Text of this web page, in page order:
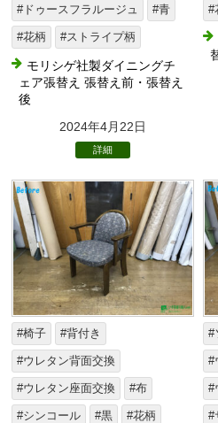
#ドゥースフラルージュ #青
#花柄 #ストライプ柄
モリシゲ社製ダイニングチ
ェア張替え 張替え前・張替え
後
2024年4月22日
詳細
#
#椅子 #背付き
#ウレタン背面交換
#ウレタン座面交換 #布
#シンコール #黒 #花柄
#
#
#
#